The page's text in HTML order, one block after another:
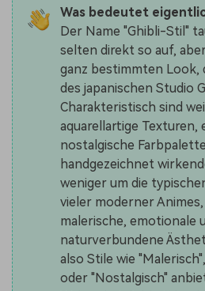
Was bedeutet
Der Name "Ghibli-Stil"
selten direkt so auf,
ganz bestimmten Look,
des japanischen Studio
Charakteristisch sind
aquarellartige Texturen,
nostalgische
handgezeichnet
weniger um die
vieler moderner
malerische, emotionale
naturverbundene
also Stile wie
oder "Nostalgisch"